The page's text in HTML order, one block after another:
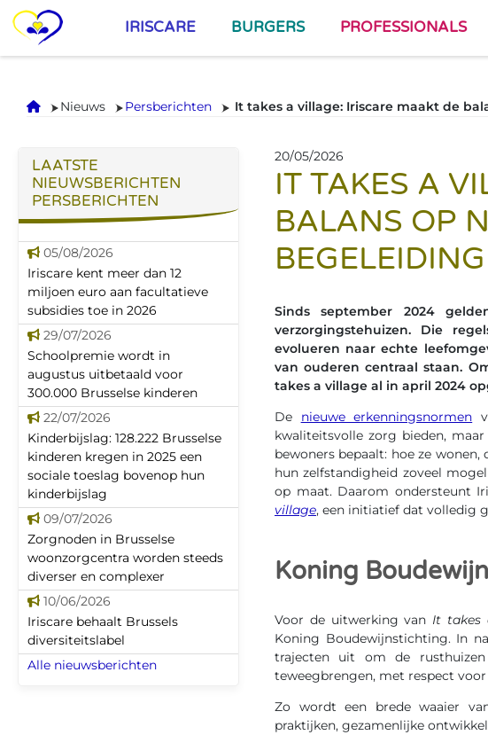
IRISCARE BURGERS PROFESSIONALS
Onthaal
Nieuws Persberichten It takes a village: Iriscare maakt de
LAATSTE
NIEUWSBERICHTEN
PERSBERICHTEN
05/08/2026
Iriscare kent meer dan 12
miljoen euro aan facultatieve
subsidies toe in 2026
29/07/2026
Schoolpremie wordt in
augustus uitbetaald voor
300.000 Brusselse kinderen
22/07/2026
Kinderbijslag: 128.222 Brusselse
kinderen kregen in 2025 een
sociale toeslag bovenop hun
kinderbijslag
09/07/2026
Zorgnoden in Brusselse
woonzorgcentra worden steeds
diverser en complexer
10/06/2026
Iriscare behaalt Brussels
diversiteitslabel
Alle nieuwsberichten
20/05/2026
IT TAKES A
BALANS OP
BEGELEIDING
Sinds september 2024
verzorgingstehuizen. Die
evolueren naar echte
van ouderen centraal staan.
takes a village al in april 2024
De nieuwe erkenningsnormen
kwaliteitsvolle zorg bieden,
bewoners bepaalt: hoe ze
hun zelfstandigheid zoveel
op maat. Daarom ondersteunt
village, een initiatief dat volledig
Koning
Voor de uitwerking van It takes
Koning Boudewijnstichting. In
trajecten uit om de
teweegbrengen, met respect
Zo wordt een brede waaier
praktijken, gezamenlijke